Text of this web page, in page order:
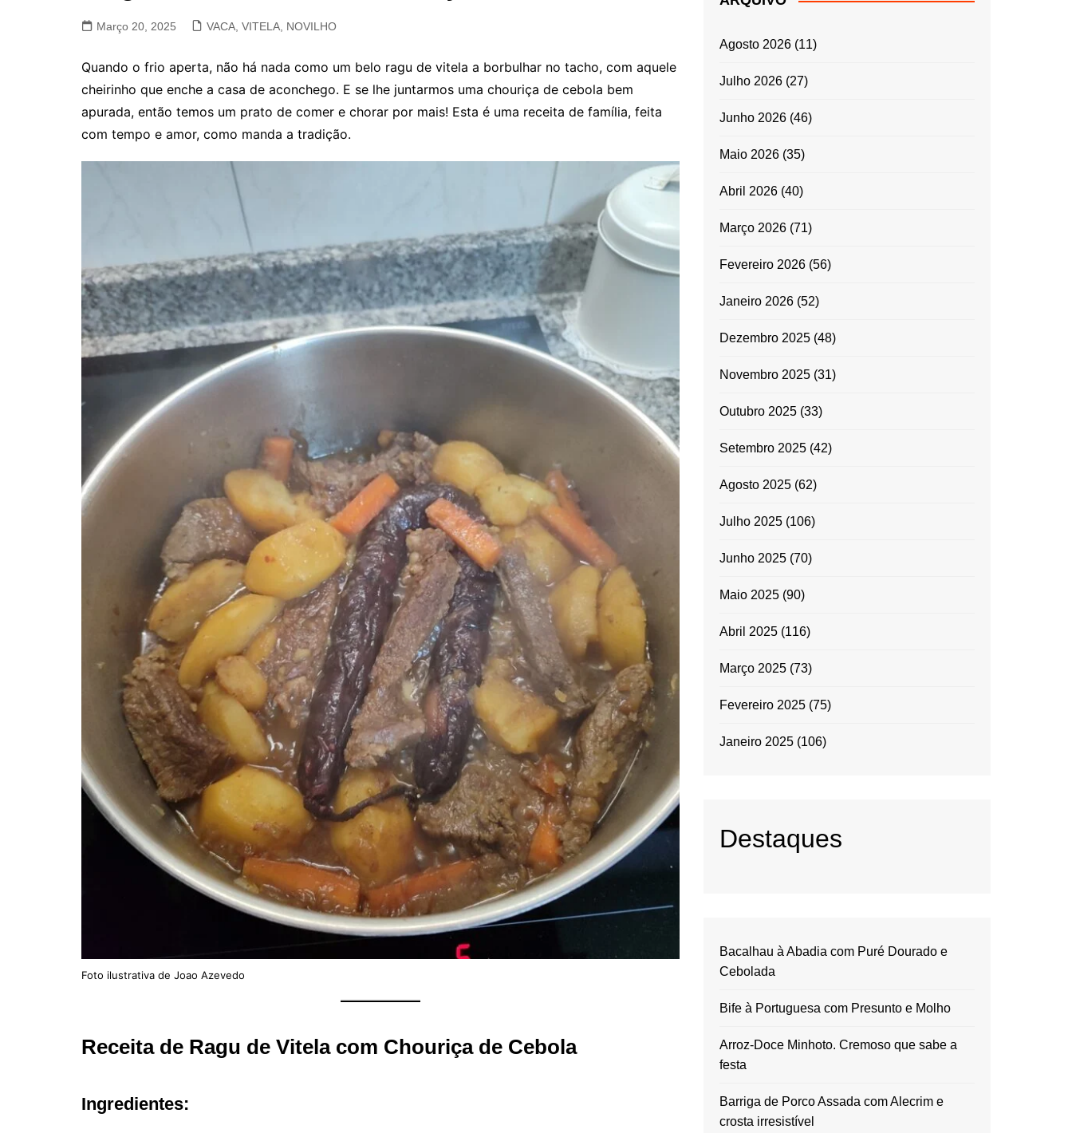
VACA, VITELA, NOVILHO
ENTRADAS E
GRATINADOS
MASSAS
TEMPEROS
MICRO-ONDAS
PORTUGUESA
Março 20, 2025 VACA, VITELA, NOVILHO
Quando o frio aperta, não há nada como um belo ragu de vitela a borbulhar no tacho, com aquele
cheirinho que enche a casa de aconchego. E se lhe juntarmos uma chouriça de cebola bem
apurada, então temos um prato de comer e chorar por mais! Esta é uma receita de família, feita
com tempo e amor, como manda a tradição.
Foto ilustrativa de Joao Azevedo
Receita de Ragu de Vitela com Chouriça de Cebola
Ingredientes:
Agosto 2026 (11)
Julho 2026 (27)
Junho 2026 (46)
Maio 2026 (35)
Abril 2026 (40)
Março 2026 (71)
Fevereiro 2026 (56)
Janeiro 2026 (52)
Dezembro 2025 (48)
Novembro 2025 (31)
Outubro 2025 (33)
Setembro 2025 (42)
Agosto 2025 (62)
Julho 2025 (106)
Junho 2025 (70)
Maio 2025 (90)
Abril 2025 (116)
Março 2025 (73)
Fevereiro 2025 (75)
Janeiro 2025 (106)
Destaques
Bacalhau à Abadia com Puré Dourado e
Cebolada
Bife à Portuguesa com Presunto e Molho
Arroz-Doce Minhoto. Cremoso que sabe a
festa
Barriga de Porco Assada com Alecrim e
crosta irresistível